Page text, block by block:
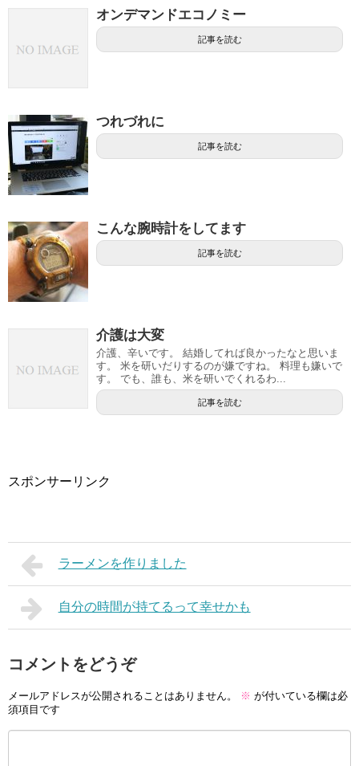
オンデマンドエコノミー
記事を読む
つれづれに
記事を読む
こんな腕時計をしてます
記事を読む
介護は大変
介護、辛いです。 結婚してれば良かったなと思いま
す。 米を研いだりするのが嫌ですね。 料理も嫌いで
す。 でも、誰も、米を研いでくれるわ...
記事を読む
スポンサーリンク
ラーメンを作りました
自分の時間が持てるって幸せかも
コメントをどうぞ
メールアドレスが公開されることはありません。 ※ が付いている欄は必
須項目です